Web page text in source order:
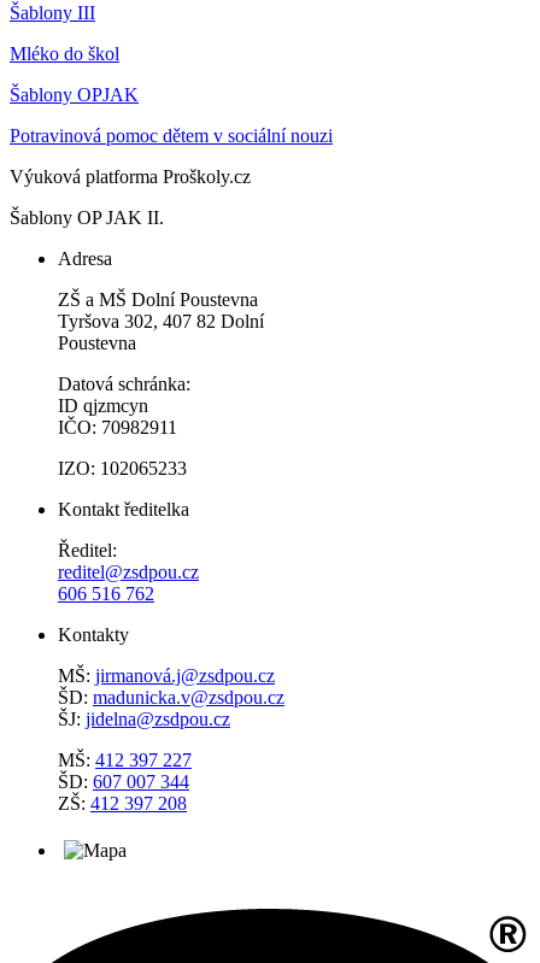
Šablony III
Mléko do škol
Šablony OPJAK
Potravinová pomoc dětem v sociální nouzi
Výuková platforma Proškoly.cz
Šablony OP JAK II.
Adresa
ZŠ a MŠ Dolní Poustevna
Tyršova 302, 407 82 Dolní
Poustevna
Datová schránka:
ID qjzmcyn
IČO: 70982911
IZO: 102065233
Kontakt ředitelka
Ředitel:
reditel@zsdpou.cz
606 516 762
Kontakty
MŠ: jirmanová.j@zsdpou.cz
ŠD: madunicka.v@zsdpou.cz
ŠJ: jidelna@zsdpou.cz
MŠ: 412 397 227
ŠD: 607 007 344
ZŠ: 412 397 208